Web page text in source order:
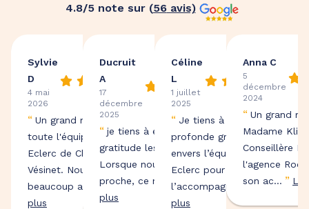
4.8/5 note sur (56avis)
Sylvie
D
4 mai
2026
“ Un grand merci à
toute l'équipe Roc
Eclerc de Chatou-Le
Vésinet. Nous avons
beaucoup appré... ” Lire
plus
Ducruit
A
17
décembre
2025
“ je tiens à exprimer ma
gratitude les concernant
Lorsque nous perdons un
proche, ce n'est j...
plus
Céline
L
1 juillet
2025
“ Je tiens à exprimer ma
profonde gratitude
envers l’équipe de Roc
Eclerc pour
l’accompagnem... ” Lire
plus
Anna C
5
décembre
2024
“ Un grand
Madame
Conseillère
l'agence Roc
son ac... ”